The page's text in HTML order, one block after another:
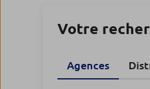
Votre
Agences